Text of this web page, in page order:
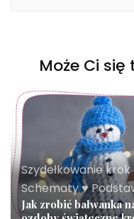
Może Ci
Szydełkowanie
Schematy ♥
Jak zrobić bałwanka